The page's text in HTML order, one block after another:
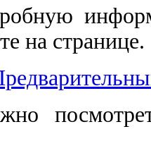
на странице.